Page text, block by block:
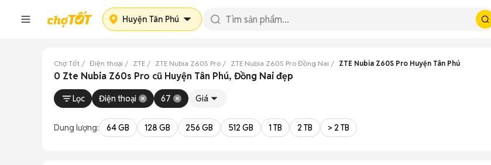
Huyện Tân Phú
Chợ Tốt Điện thoại ZTE ZTE Nubia Z60S Pro ZTE Nubia Z60S Pro Đồng Nai ZTE Nubia Z60S Pro Huyện Tân Phú
0 Zte Nubia Z60s Pro cũ Huyện Tân Phú, Đồng Nai đẹp
Lọc Điện thoại 67 Giá
Dung lượng: 64 GB 128 GB 256 GB 512 GB 1 TB 2 TB > 2 TB